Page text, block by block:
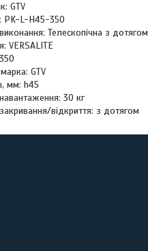
GTV
PK-L-H45-350
Телескопічна з дотягом
VERSALITE
GTV
мм: h45
30 кг
відкриття: з дотягом